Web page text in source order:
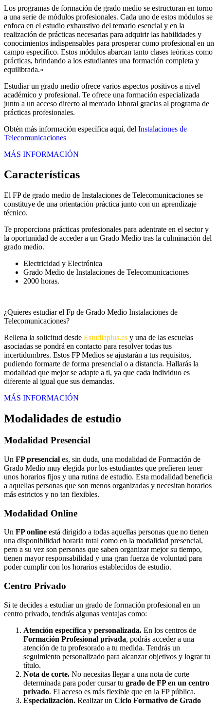
Los programas de formación de grado medio se estructuran en torno
a una serie de módulos profesionales. Cada uno de estos módulos se
enfoca en el estudio exhaustivo del temario esencial y en la
realización de prácticas necesarias para adquirir las habilidades y
conocimientos indispensables para prosperar como profesional en un
campo específico. Estos módulos abarcan tanto clases teóricas como
prácticas, brindando a los estudiantes una formación completa y
equilibrada.»
Estudiar un grado medio ofrece varios aspectos positivos a nivel
académico y profesional. Te ofrece una formación especializada
junto a un acceso directo al mercado laboral gracias al programa de
prácticas profesionales.
Obtén más información específica aquí, del Instalaciones de
Telecomunicaciones
MÁS INFORMACIÓN
Características
El FP de grado medio de Instalaciones de Telecomunicaciones se
constituye de una orientación práctica junto con un aprendizaje
técnico.
Te proporciona prácticas profesionales para adentrate en el sector y
la oportunidad de acceder a un Grado Medio tras la culminación del
grado medio.
Electricidad y Electrónica
Grado Medio de Instalaciones de Telecomunicaciones
2000 horas.
¿Quieres estudiar el Fp de Grado Medio Instalaciones de
Telecomunicaciones?
Rellena la solicitud desde Estudiaplus.es y una de las escuelas
asociadas se pondrá en contacto para resolver todas tus
incertidumbres. Estos FP Medios se ajustarán a tus requisitos,
pudiendo formarte de forma presencial o a distancia. Hallarás la
modalidad que mejor se adapte a ti, ya que cada individuo es
diferente al igual que sus demandas.
MÁS INFORMACIÓN
Modalidades de estudio
Modalidad Presencial
Un FP presencial es, sin duda, una modalidad de Formación de
Grado Medio muy elegida por los estudiantes que prefieren tener
unos horarios fijos y una rutina de estudio. Esta modalidad beneficia
a aquellas personas que son menos organizadas y necesitan horarios
más estrictos y no tan flexibles.
Modalidad Online
Un FP online está dirigido a todas aquellas personas que no tienen
una disponibilidad horaria total como en la modalidad presencial,
pero a su vez son personas que saben organizar mejor su tiempo,
tienen mayor responsabilidad y una gran fuerza de voluntad para
poder cumplir con los horarios establecidos de estudio.
Centro Privado
Si te decides a estudiar un grado de formación profesional en un
centro privado, tendrás algunas ventajas como:
Atención específica y personalizada. En los centros de
Formación Profesional privada, podrás acceder a una
atención de tu profesorado a tu medida. Tendrás un
seguimiento personalizado para alcanzar objetivos y lograr tu
título.
Nota de corte. No necesitas llegar a una nota de corte
determinada para poder cursar tu grado de FP en un centro
privado. El acceso es más flexible que en la FP pública.
Especialización. Realizar un Ciclo Formativo de Grado